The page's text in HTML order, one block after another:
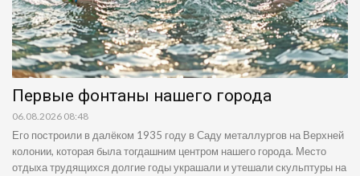
Первые фонтаны нашего города
06.08.2026 08:48
Его построили в далёком 1935 году в Саду металлургов на Верхней
колонии, которая была тогдашним центром нашего города. Место
отдыха трудящихся долгие годы украшали и утешали скульптуры на